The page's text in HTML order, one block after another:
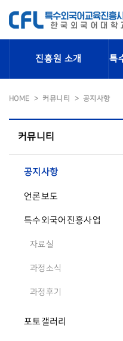
진흥원 소개 특
HOME 커뮤니티 공지사항
커뮤니티
공지사항
언론보도
특수외국어진흥사업
자료실
과정소식
과정후기
포토갤러리